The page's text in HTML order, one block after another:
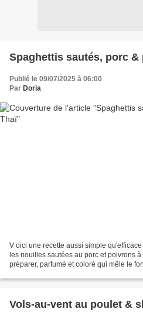
Spaghettis sautés, porc &
Publié le 09/07/2025 à 06:00
Par Doria
V oici une recette aussi simple
les nouilles sautées au porc et poivrons
préparer, parfumé et coloré qui mêle le
Vols-au-vent au poulet &